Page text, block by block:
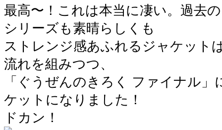
最高〜！これは本当に凄い。過去
シリーズも素晴らしくも
ストレンジ感あふれるジャケット
流れを組みつつ、
「ぐうぜんのきろく ファイナル
ケットになりました！
ドカン！